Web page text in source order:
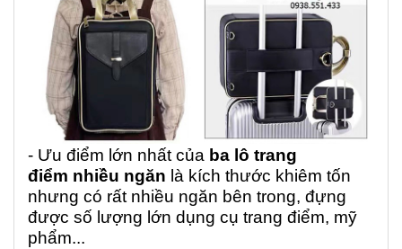
- Ưu điểm lớn nhất của ba lô trang
điểm nhiều ngăn là kích thước khiêm tốn
nhưng có rất nhiều ngăn bên trong, đựng
được số lượng lớn dụng cụ trang điểm, mỹ
phẩm...